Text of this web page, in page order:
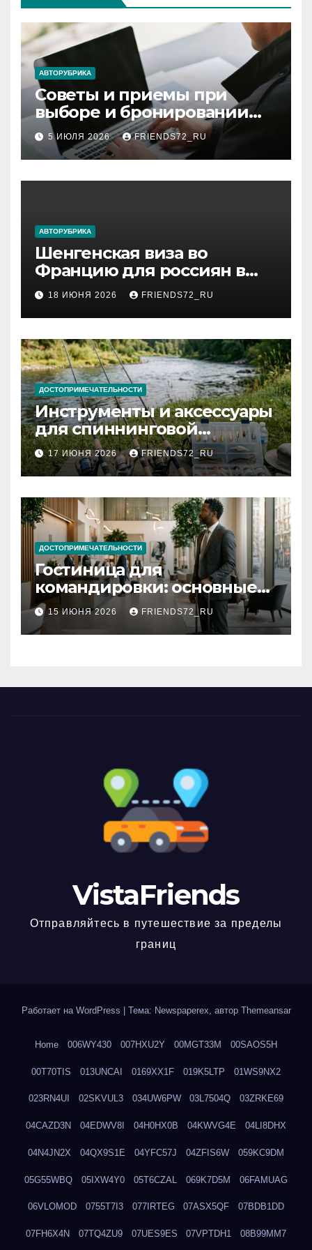
АВТОРУБРИКА
Советы и приемы при
выборе и бронировании
авиабилетов
5 ИЮЛЯ 2026 FRIENDS72_RU
АВТОРУБРИКА
Шенгенская виза во
Францию для россиян в
2026 году: сроки от 3 дней
и список необходимых
документов
18 ИЮНЯ 2026 FRIENDS72_RU
ДОСТОПРИМЕЧАТЕЛЬНОСТИ
Инструменты и аксессуары
для спиннинговой
рыбалки: назначение и
типы
17 ИЮНЯ 2026 FRIENDS72_RU
ДОСТОПРИМЕЧАТЕЛЬНОСТИ
Гостиница для
командировки: основные
критерии выбора
15 ИЮНЯ 2026 FRIENDS72_RU
VistaFriends
Отправляйтесь в путешествие за пределы
границ
Работает на WordPress Тема: Newspaperex, автор Themeansar
Home 006WY430 007HXU2Y 00MGT33M 00SAOS5H
00T70TIS 013UNCAI 0169XX1F 019K5LTP 01WS9NX2
023RN4UI 02SKVUL3 034UW6PW 03L7504Q 03ZRKE69
04CAZD3N 04EDWV8I 04H0HX0B 04KWVG4E 04LI8DHX
04N4JN2X 04QX9S1E 04YFC57J 04ZFIS6W 059KC9DM
05G55WBQ 05IXW4Y0 05T6CZAL 069K7D5M 06FAMUAG
06VLOMOD 0755T7I3 077IRTEG 07ASX5QF 07BDB1DD
07FH6X4N 07TQ4ZU9 07UES9ES 07VPTDH1 08B99MM7